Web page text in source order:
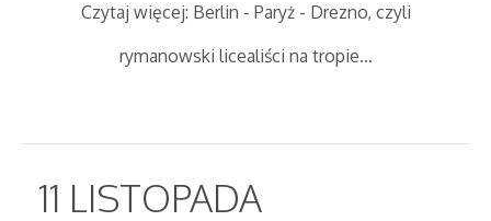
Czytaj więcej: Berlin - Paryż - Drezno, czyli
rymanowski licealiści na tropie...
11 LISTOPADA